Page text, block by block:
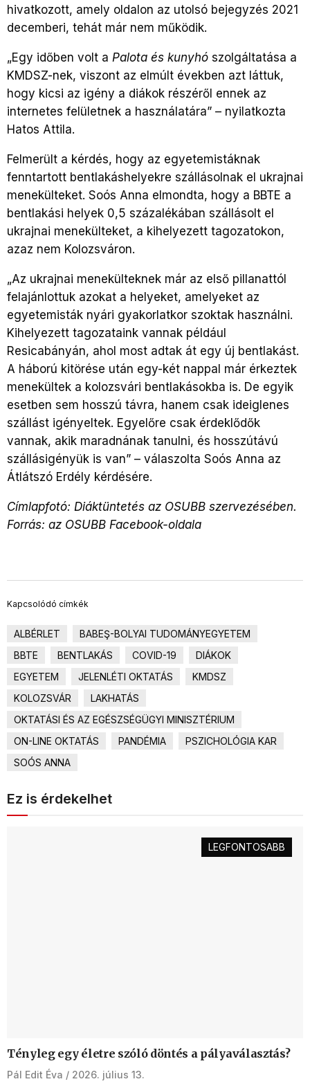
hivatkozott, amely oldalon az utolsó bejegyzés 2021
decemberi, tehát már nem működik.
„Egy időben volt a Palota és kunyhó szolgáltatása a
KMDSZ-nek, viszont az elmúlt években azt láttuk,
hogy kicsi az igény a diákok részéről ennek az
internetes felületnek a használatára” – nyilatkozta
Hatos Attila.
Felmerült a kérdés, hogy az egyetemistáknak
fenntartott bentlakáshelyekre szállásolnak el ukrajnai
menekülteket. Soós Anna elmondta, hogy a BBTE a
bentlakási helyek 0,5 százalékában szállásolt el
ukrajnai menekülteket, a kihelyezett tagozatokon,
azaz nem Kolozsváron.
„Az ukrajnai menekülteknek már az első pillanattól
felajánlottuk azokat a helyeket, amelyeket az
egyetemisták nyári gyakorlatkor szoktak használni.
Kihelyezett tagozataink vannak például
Resicabányán, ahol most adtak át egy új bentlakást.
A háború kitörése után egy-két nappal már érkeztek
menekültek a kolozsvári bentlakásokba is. De egyik
esetben sem hosszú távra, hanem csak ideiglenes
szállást igényeltek. Egyelőre csak érdeklődők
vannak, akik maradnának tanulni, és hosszútávú
szállásigényük is van” – válaszolta Soós Anna az
Átlátszó Erdély kérdésére.
Címlapfotó: Diáktüntetés az OSUBB szervezésében.
Forrás: az OSUBB Facebook-oldala
Kapcsolódó címkék
ALBÉRLET
BABEŞ-BOLYAI TUDOMÁNYEGYETEM
BBTE
BENTLAKÁS COVID-19
DIÁKOK
EGYETEM
JELENLÉTI OKTATÁS
KMDSZ
KOLOZSVÁR
LAKHATÁS
OKTATÁSI ÉS AZ EGÉSZSÉGÜGYI MINISZTÉRIUM
ON-LINE OKTATÁS
PANDÉMIA
PSZICHOLÓGIA KAR
SOÓS ANNA
Ez is érdekelhet
LEGFONTOSABB
Tényleg egy életre szóló döntés a pályaválasztás?
Pál Edit Éva 2026. július 13.